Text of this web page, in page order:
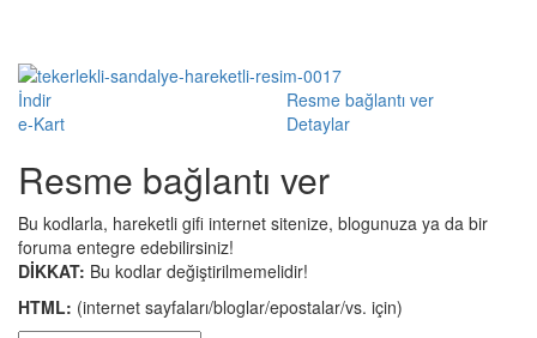
İndir
Resme bağlantı ver
e-Kart
Detaylar
Resme bağlantı ver
Bu kodlarla, hareketli gifi internet sitenize, blogunuza ya da bir
foruma entegre edebilirsiniz!
DİKKAT: Bu kodlar değiştirilmemelidir!
HTML: (internet sayfaları/bloglar/epostalar/vs. için)